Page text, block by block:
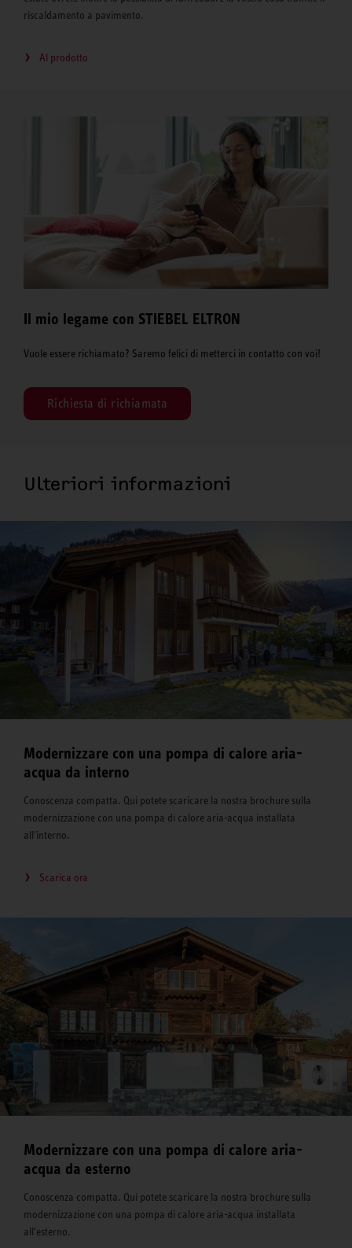
riscaldamento a pavimento.
Al prodotto
Il mio legame con STIEBEL ELTRON
Vuole essere richiamato? Saremo felici di metterci in contatto con voi!
Richiesta di richiamata
Ulteriori informazioni
Modernizzare con una pompa di calore aria-
acqua da interno
Conoscenza compatta. Qui potete scaricare la nostra brochure sulla
modernizzazione con una pompa di calore aria-acqua installata
all'interno.
Scarica ora
Modernizzare con una pompa di calore aria-
acqua da esterno
Conoscenza compatta. Qui potete scaricare la nostra brochure sulla
modernizzazione con una pompa di calore aria-acqua installata
all'esterno.